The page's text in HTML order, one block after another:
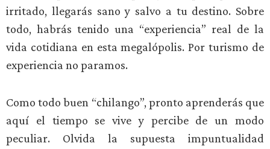
irritado, llegarás sano y salvo a tu destino. Sobre
todo, habrás tenido una “experiencia” real de la
vida cotidiana en esta megalópolis. Por turismo de
experiencia no paramos.
Como todo buen “chilango”, pronto aprenderás que
aquí el tiempo se vive y percibe de un modo
peculiar. Olvida la supuesta impuntualidad